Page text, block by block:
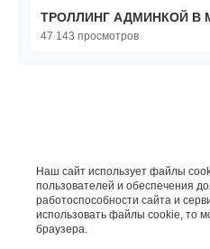
ТРОЛЛИНГ АДМИНКОЙ В
47 143 просмотров
Наш сайт использует файлы
пользователей и обеспечения
работоспособности сайта и
использовать файлы cookie, то
браузера.